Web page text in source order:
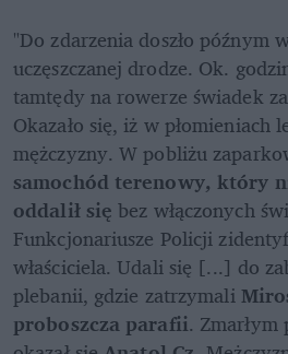
"Do zdarzenia doszło późnym
uczęszczanej drodze. Ok.
tamtędy na rowerze świadek
Okazało się, iż w płomieniach
samochód terenowy, który
oddalił się bez włączonych
Funkcjonariusze Policji
właściciela. Udali się [...] do
plebanii, gdzie zatrzymali
proboszcza parafii.